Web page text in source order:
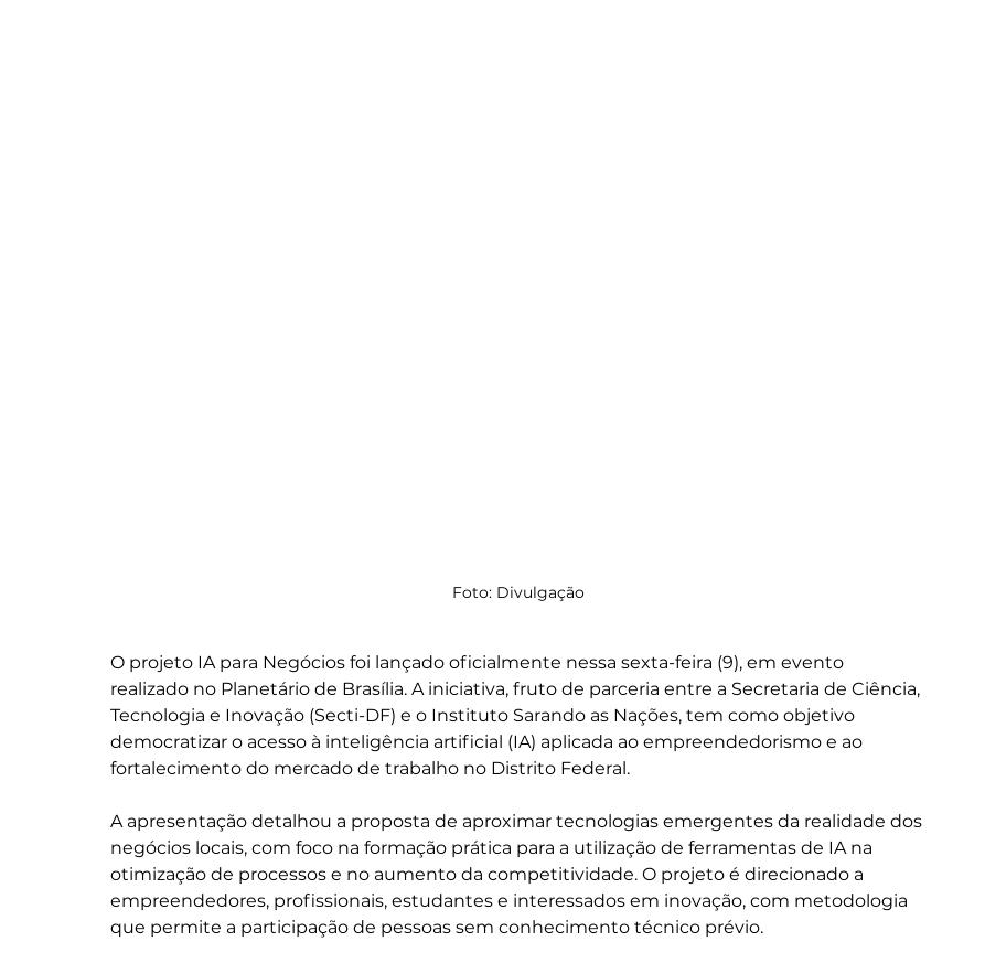
Foto: Divulgação
O projeto IA para Negócios foi lançado oficialmente nessa sexta-feira (9), em evento
realizado no Planetário de Brasília. A iniciativa, fruto de parceria entre a Secretaria de Ciência,
Tecnologia e Inovação (Secti-DF) e o Instituto Sarando as Nações, tem como objetivo
democratizar o acesso à inteligência artificial (IA) aplicada ao empreendedorismo e ao
fortalecimento do mercado de trabalho no Distrito Federal.
A apresentação detalhou a proposta de aproximar tecnologias emergentes da realidade dos
negócios locais, com foco na formação prática para a utilização de ferramentas de IA na
otimização de processos e no aumento da competitividade. O projeto é direcionado a
empreendedores, profissionais, estudantes e interessados em inovação, com metodologia
que permite a participação de pessoas sem conhecimento técnico prévio.